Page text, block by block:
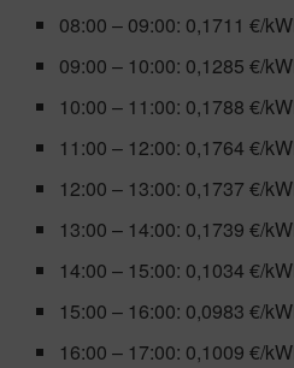
08:00 – 09:00: 0,1711 €/
09:00 – 10:00: 0,1285 €/
10:00 – 11:00: 0,1788 €/
11:00 – 12:00: 0,1764 €/
12:00 – 13:00: 0,1737 €/
13:00 – 14:00: 0,1739 €/
14:00 – 15:00: 0,1034 €/
15:00 – 16:00: 0,0983 €/
16:00 – 17:00: 0,1009 €/